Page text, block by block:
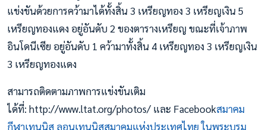
แข่งขันด้วยการคว้ามาได้ทั้งสิ้น 3 เหรียญทอง 3 เหรียญเงิน 5
เหรียญทองแดง อยู่อันดับ 2 ของตารางเหรียญ ขณะที่เจ้าภาพ
อินโดนีเซีย อยู่อันดับ 1 คว้ามาทั้งสิ้น 4 เหรียญทอง 3 เหรียญเงิน
3 เหรียญทองแดง
สามารถติดตามภาพการแข่งขันเติม
ได้ที่: http://www.ltat.org/photos/ และ Facebookสมาคม
กีฬาเทนนิส ลอนเทนนิสสมาคมแห่งประเทศไทย ในพระบรม